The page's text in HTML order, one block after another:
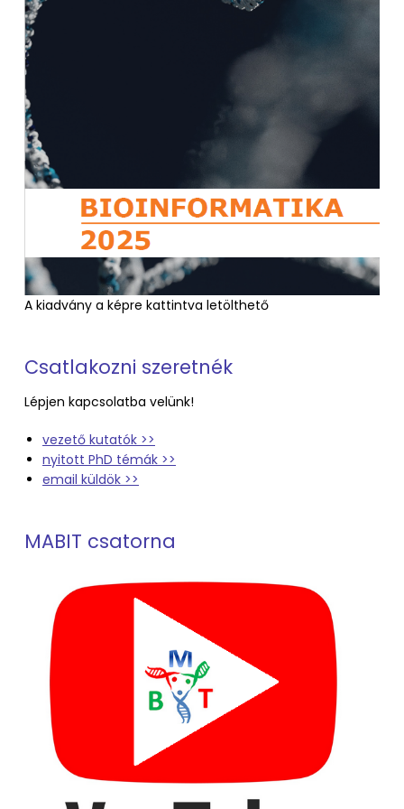
A kiadvány a képre kattintva letölthető
Csatlakozni szeretnék
Lépjen kapcsolatba velünk!
vezető kutatók >>
nyitott PhD témák >>
email küldök >>
MABIT csatorna